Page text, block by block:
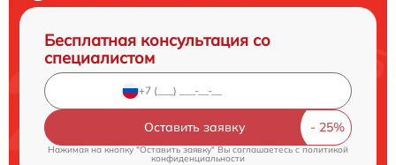
Бесплатная консультация со
специалистом
Оставить заявку
Нажимая на кнопку "Оставить заявку" Вы соглашаетесь cполитикой
конфиденциальности